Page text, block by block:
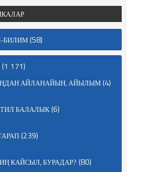
БИЛИМ(58)
(1 171)
АЙЛАНАЙЫН, АЙЫЛЫМ(4)
БАЛАЛЫК(6)
(239)
КАЙСЫЛ, БУРАДАР? (80)